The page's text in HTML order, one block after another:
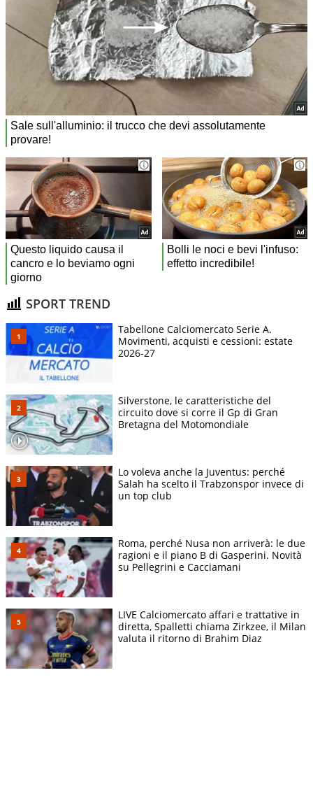
SPORT TREND
Tabellone Calciomercato Serie A.
Movimenti, acquisti e cessioni: estate
2026-27
Silverstone, le caratteristiche del
circuito dove si corre il Gp di Gran
Bretagna del Motomondiale
Lo voleva anche la Juventus: perché
Salah ha scelto il Trabzonspor invece di
un top club
Roma, perché Nusa non arriverà: le due
ragioni e il piano B di Gasperini. Novità
su Pellegrini e Cacciamani
LIVE Calciomercato affari e trattative in
diretta, Spalletti chiama Zirkzee, il Milan
valuta il ritorno di Brahim Diaz